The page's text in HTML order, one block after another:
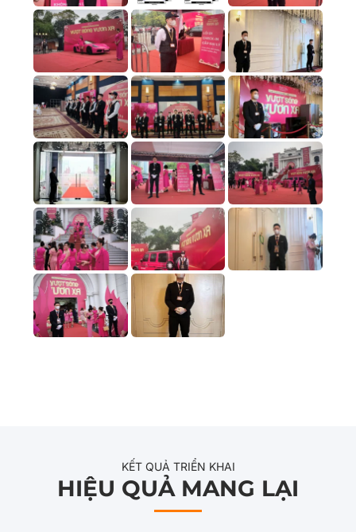
KẾT QUẢ TRIỂN KHAI
HIỆU QUẢ MANG LẠI